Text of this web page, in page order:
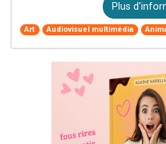
Plus
Art Audiovisuel multimédia